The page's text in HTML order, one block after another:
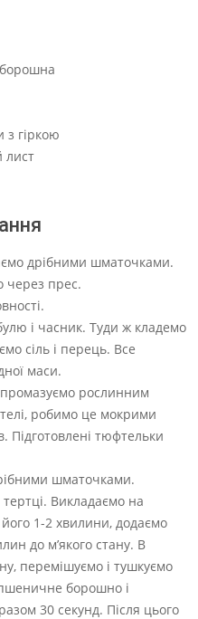
з гіркою
лист
дрібними шматочками.
прес.
і часник. Туди ж кладемо
сіль і перець. Все
маси.
рослинним
робимо це мокрими
тюфтельки
шматочками.
Викладаємо на
1-2 хвилини, додаємо
до м’якого стану. В
перемішуємо і тушкуємо
борошно і
30 секунд. Після цього